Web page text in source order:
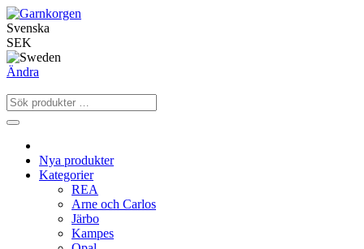
Svenska
SEK
Ändra
Nya produkter
Kategorier
REA
Arne och Carlos
Järbo
Kampes